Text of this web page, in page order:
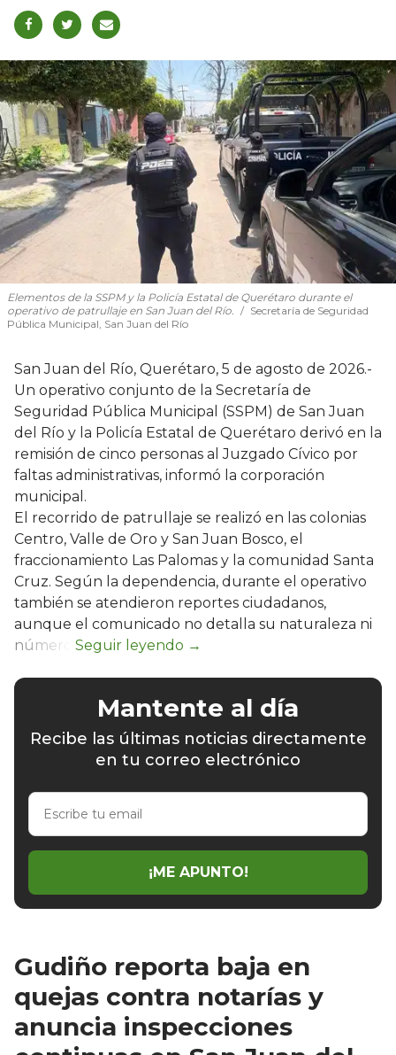
Elementos de la SSPM y la Policía Estatal de Querétaro durante el
operativo de patrullaje en San Juan del Río.
Secretaría de Seguridad
Pública Municipal, San Juan del Río
San Juan del Río, Querétaro, 5 de agosto de 2026.-
Un operativo conjunto de la Secretaría de
Seguridad Pública Municipal (SSPM) de San Juan
del Río y la Policía Estatal de Querétaro derivó en la
remisión de cinco personas al Juzgado Cívico por
faltas administrativas, informó la corporación
municipal.
El recorrido de patrullaje se realizó en las colonias
Centro, Valle de Oro y San Juan Bosco, el
fraccionamiento Las Palomas y la comunidad Santa
Cruz. Según la dependencia, durante el operativo
también se atendieron reportes ciudadanos,
aunque el comunicado no detalla su naturaleza ni
número.
Mantente al día
Recibe las últimas noticias directamente
en tu correo electrónico
Escribe
email
¡ME APUNTO!
Gudiño reporta baja en
quejas contra notarías y
anuncia inspecciones